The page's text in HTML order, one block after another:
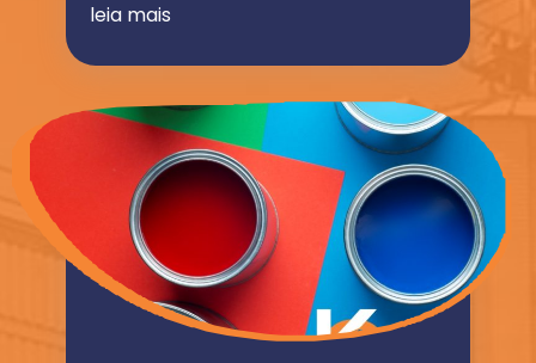
leia mais